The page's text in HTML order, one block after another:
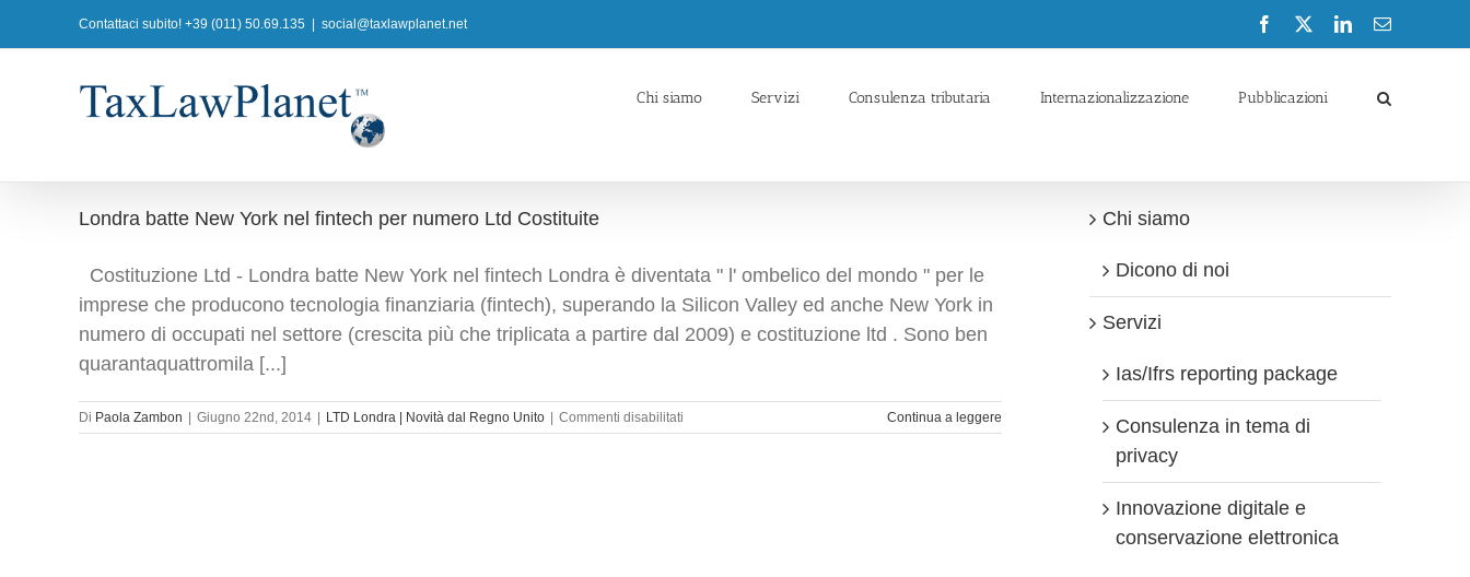
al
Contattaci subito! +39 (011) 50.69.135 social@taxlawplanet.net Facebook LinkedInEmail
Chi siamo Servizi Consulenza tributaria Internazionalizzazione Pubblicazioni
Londra batte New York nel fintech per numero Ltd Costituite
Costituzione Ltd - Londra batte New York nel fintech Londra è diventata " l' ombelico del mondo " per le
imprese che producono tecnologia finanziaria (fintech), superando la Silicon Valley ed anche New York in
numero di occupati nel settore (crescita più che triplicata a partire dal 2009) e costituzione ltd . Sono ben
quarantaquattromila [...]
Di Paola Zambon Giugno 22nd, 2014 LTD Londra | Novità dal Regno Unito Commenti disabilitati
Londra
Continua a leggere
Chi siamo
Dicono di noi
Servizi
Ias/Ifrs reporting package
Consulenza in tema di
privacy
Innovazione digitale e
conservazione elettronica